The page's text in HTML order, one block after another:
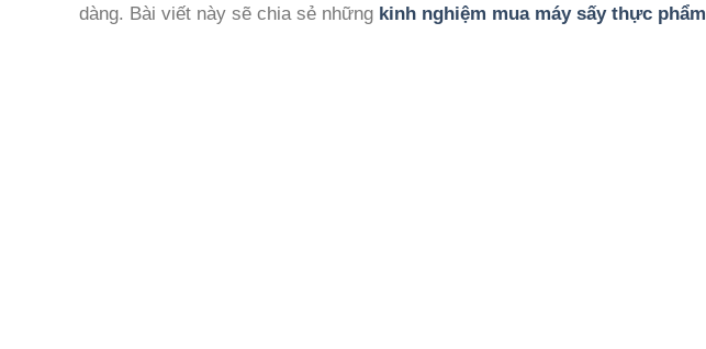
dàng. Bài viết này sẽ chia sẻ những kinh nghiệm mua máy sấy thực phẩm